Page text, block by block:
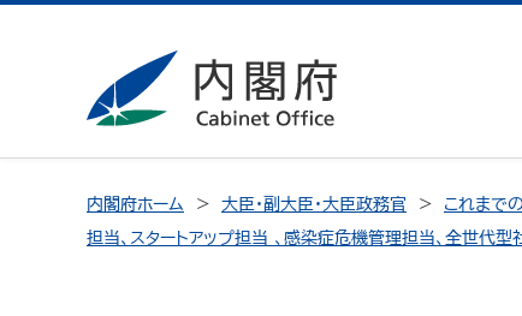
内閣府ホーム 大臣・副大臣・大臣政務官 これまで
担当、スタートアップ担当 、感染症危機管理担当、全世代